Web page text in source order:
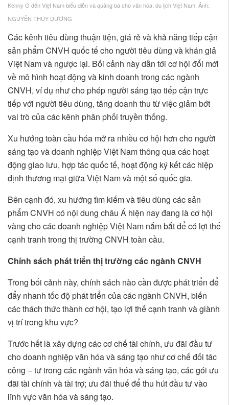
Kenny G đến Việt Nam biểu diễn và quảng bá cho văn hóa, du lịch Việt Nam. Ảnh:
NGUYỄN THÙY DƯƠNG
Các kênh tiêu dùng thuận tiện, giá rẻ và khả năng tiếp cận
sản phẩm CNVH quốc tế cho người tiêu dùng và khán giả
Việt Nam và ngược lại. Bối cảnh này dẫn tới cơ hội đổi mới
về mô hình hoạt động và kinh doanh trong các ngành
CNVH, ví dụ như cho phép người sáng tạo tiếp cận trực
tiếp với người tiêu dùng, tăng doanh thu từ việc giảm bớt
vai trò của các kênh phân phối truyền thống.
Xu hướng toàn cầu hóa mở ra nhiều cơ hội hơn cho người
sáng tạo và doanh nghiệp Việt Nam thông qua các hoạt
động giao lưu, hợp tác quốc tế, hoạt động ký kết các hiệp
định thương mại giữa Việt Nam và một số quốc gia.
Bên cạnh đó, xu hướng tìm kiếm và tiêu dùng các sản
phẩm CNVH có nội dung châu Á hiện nay đang là cơ hội
vàng cho các doanh nghiệp Việt Nam nắm bắt để có lợi thế
cạnh tranh trong thị trường CNVH toàn cầu.
Chính sách phát triển thị trường các ngành CNVH
Trong bối cảnh này, chính sách nào cần được phát triển để
đẩy nhanh tốc độ phát triển của các ngành CNVH, biến
các thách thức thành cơ hội, tạo lợi thế cạnh tranh và giành
vị trí trong khu vực?
Trước hết là xây dựng các cơ chế tài chính, ưu đãi đầu tư
cho doanh nghiệp văn hóa và sáng tạo như cơ chế đối tác
công – tư trong các ngành văn hóa và sáng tạo, các gói ưu
đãi tài chính và tài trợ; ưu đãi thuế để thu hút đầu tư vào
lĩnh vực văn hóa và sáng tạo.